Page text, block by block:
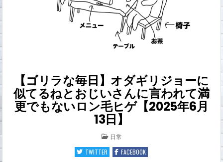
【ゴリラな毎日】オダギリジョーに
似てるねとおじいさんに言われて満
更でもないロン毛ヒゲ【2025年6月
13日】
POSTED
IN
日常
TWITTER
FACEBOOK